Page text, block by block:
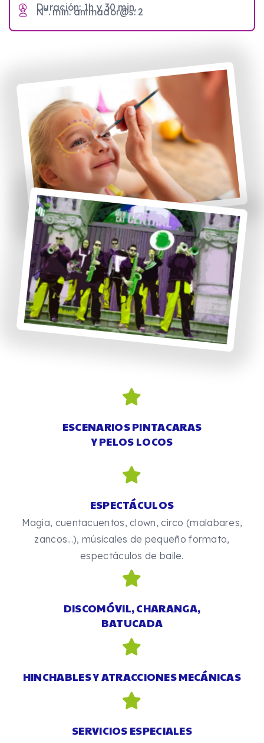
Duración: 1h y 30 min.
Nº. min. animador@s: 2
ESCENARIOS PINTACARAS
Y PELOS LOCOS
ESPECTÁCULOS
Magia, cuentacuentos, clown, circo (malabares,
zancos...), músicales de pequeño formato,
espectáculos de baile.
DISCOMÓVIL, CHARANGA,
BATUCADA
HINCHABLES Y ATRACCIONES MECÁNICAS
SERVICIOS ESPECIALES